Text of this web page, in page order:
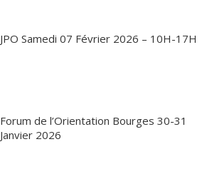
JPO Samedi 07 Février 2026 – 10H-17H
Forum de l’Orientation Bourges 30-31
Janvier 2026